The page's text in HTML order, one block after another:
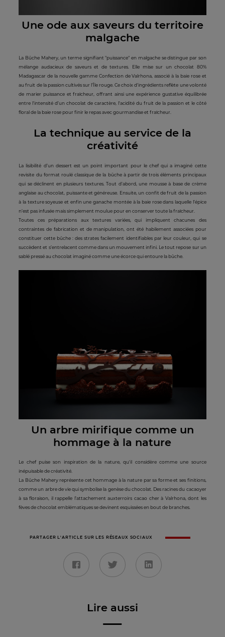
Une ode aux saveurs du territoire
malgache
La Bûche Mahery, un terme signifiant "puissance" en malgache se distingue par son
mélange audacieux de saveurs et de textures. Elle mise sur un chocolat 80%
Madagascar de la nouvelle gamme Confection de Valrhona, associé à la baie rose et
au fruit de la passion cultivés sur l’Île rouge. Ce choix d'ingrédients reflète une volonté
de marier puissance et fraîcheur, offrant ainsi une expérience gustative équilibrée
entre l'intensité d’un chocolat de caractère, l'acidité du fruit de la passion et le côté
floral de la baie rose pour finir le repas avec gourmandise et fraîcheur.
La technique au service de la
créativité
La lisibilité d’un dessert est un point important pour le chef qui a imaginé cette
revisite du format roulé classique de la bûche à partir de trois éléments principaux
qui se déclinent en plusieurs textures. Tout d'abord, une mousse à base de crème
anglaise au chocolat, puissante et généreuse. Ensuite, un confit de fruit de la passion
à la texture soyeuse et enfin une ganache montée à la baie rose dans laquelle l’épice
n’est pas infusée mais simplement moulue pour en conserver toute la fraîcheur.
Toutes ces préparations aux textures variées, qui impliquent chacunes des
contraintes de fabrication et de manipulation, ont été habilement associées pour
constituer cette bûche : des strates facilement identifiables par leur couleur, qui se
succèdent et s’entrelacent comme dans un mouvement infini. Le tout repose sur un
sablé pressé au chocolat imaginé comme une écorce qui entoure la bûche.
Un arbre mirifique comme un
hommage à la nature
Le chef puise son inspiration de la nature, qu'il considère comme une source
inépuisable de créativité.
La Bûche Mahery représente cet hommage à la nature par sa forme et ses finitions,
comme un arbre de vie qui symbolise la genèse du chocolat. Des racines du cacaoyer
à sa floraison, il rappelle l’attachement auxterroirs cacao cher à Valrhona, dont les
fèves de chocolat emblématiques se devinent esquissées en bout de branches.
PARTAGER L'ARTICLE SUR LES RÉSEAUX SOCIAUX
Lire aussi